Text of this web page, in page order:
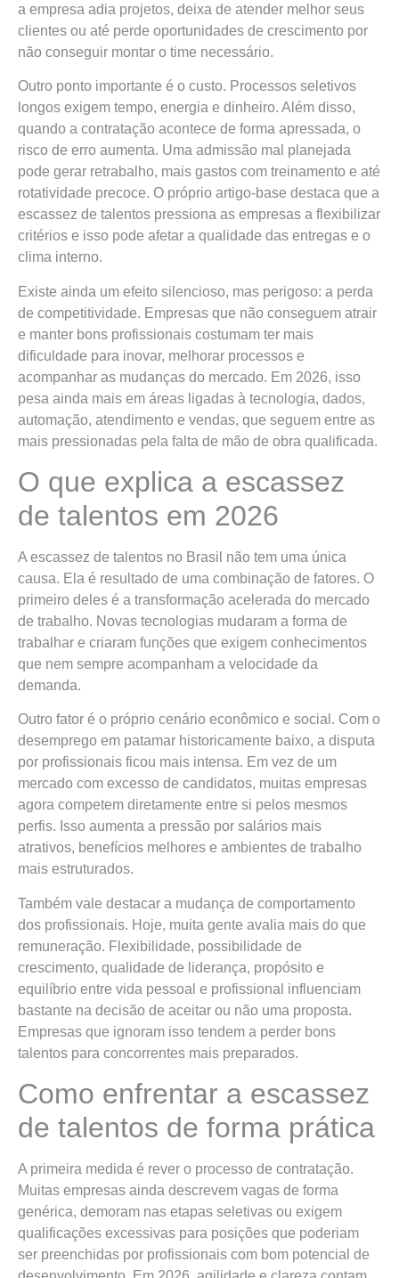
a empresa adia projetos, deixa de atender melhor seus
clientes ou até perde oportunidades de crescimento por
não conseguir montar o time necessário.
Outro ponto importante é o custo. Processos seletivos
longos exigem tempo, energia e dinheiro. Além disso,
quando a contratação acontece de forma apressada, o
risco de erro aumenta. Uma admissão mal planejada
pode gerar retrabalho, mais gastos com treinamento e até
rotatividade precoce. O próprio artigo-base destaca que a
escassez de talentos pressiona as empresas a flexibilizar
critérios e isso pode afetar a qualidade das entregas e o
clima interno.
Existe ainda um efeito silencioso, mas perigoso: a perda
de competitividade. Empresas que não conseguem atrair
e manter bons profissionais costumam ter mais
dificuldade para inovar, melhorar processos e
acompanhar as mudanças do mercado. Em 2026, isso
pesa ainda mais em áreas ligadas à tecnologia, dados,
automação, atendimento e vendas, que seguem entre as
mais pressionadas pela falta de mão de obra qualificada.
O que explica a escassez
de talentos em 2026
A escassez de talentos no Brasil não tem uma única
causa. Ela é resultado de uma combinação de fatores. O
primeiro deles é a transformação acelerada do mercado
de trabalho. Novas tecnologias mudaram a forma de
trabalhar e criaram funções que exigem conhecimentos
que nem sempre acompanham a velocidade da
demanda.
Outro fator é o próprio cenário econômico e social. Com o
desemprego em patamar historicamente baixo, a disputa
por profissionais ficou mais intensa. Em vez de um
mercado com excesso de candidatos, muitas empresas
agora competem diretamente entre si pelos mesmos
perfis. Isso aumenta a pressão por salários mais
atrativos, benefícios melhores e ambientes de trabalho
mais estruturados.
Também vale destacar a mudança de comportamento
dos profissionais. Hoje, muita gente avalia mais do que
remuneração. Flexibilidade, possibilidade de
crescimento, qualidade de liderança, propósito e
equilíbrio entre vida pessoal e profissional influenciam
bastante na decisão de aceitar ou não uma proposta.
Empresas que ignoram isso tendem a perder bons
talentos para concorrentes mais preparados.
Como enfrentar a escassez
de talentos de forma prática
A primeira medida é rever o processo de contratação.
Muitas empresas ainda descrevem vagas de forma
genérica, demoram nas etapas seletivas ou exigem
qualificações excessivas para posições que poderiam
ser preenchidas por profissionais com bom potencial de